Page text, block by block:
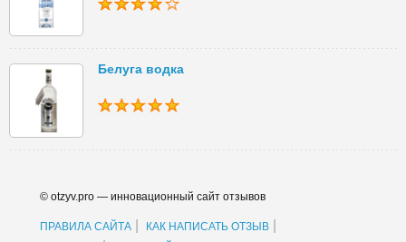
Белуга водка
© otzyv.pro — инновационный сайт отзывов
ПРАВИЛА САЙТА КАК НАПИСАТЬ ОТЗЫВ